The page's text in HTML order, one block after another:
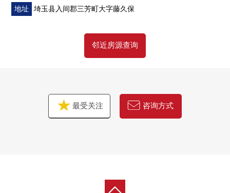
○ across Plaza三芳步行2分钟(约140m)
○ MAMMY MART三芳店步行8分钟(约600m)
○ 7-Eleven三芳藤久保西店步行6分钟(约460m)
○ 杉药房藤久保商店步行4分钟(约250m)
地址 埼玉县入间郡三芳町大字藤久保
邻近房源查询
最受关注 咨询方式